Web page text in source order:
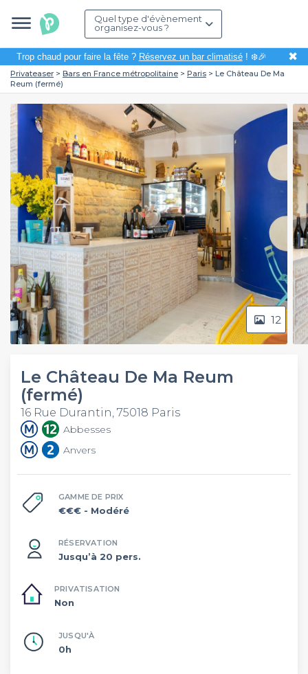
Quel type d'évènement
organisez-vous ?
Trop chaud pour faire la fête ? Réservez un bar climatisé! ❄️🎉 ✖
Privateaser Bars en France métropolitaine Paris
Le Château De Ma
Reum (fermé)
12
Le Château De Ma Reum
(fermé)
16 Rue Durantin, 75018 Paris
Abbesses
Anvers
GAMME DE PRIX
€€€ - Modéré
RÉSERVATION
Jusqu’à 20 pers.
PRIVATISATION
Non
JUSQU'À
0h